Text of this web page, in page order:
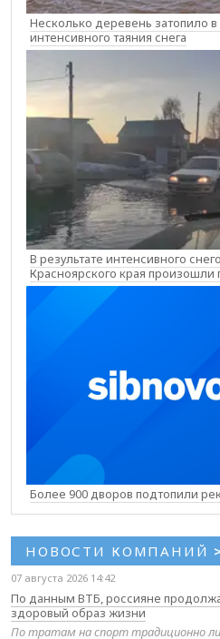
Несколько деревень затопило
интенсивного таяния снега
В результате интенсивного
Красноярского края произошли
Более 900 дворов подтопили
НОВОСТИ КОМПАНИЙ
07 августа 2026 14:42
По данным ВТБ, россияне
здоровый образ жизни
По тратам на спорт традиционно